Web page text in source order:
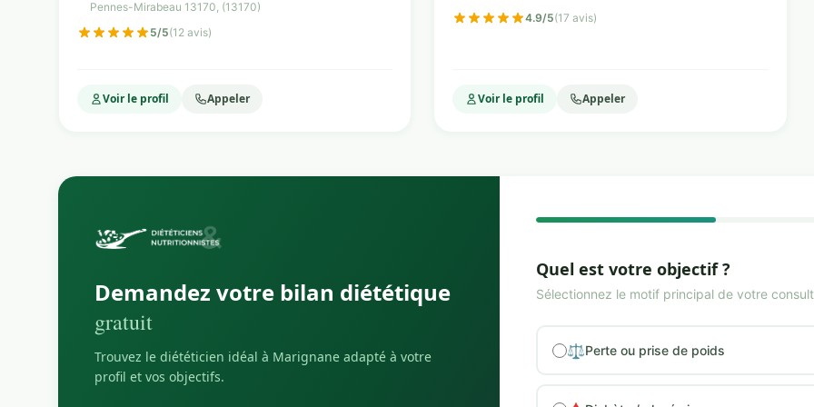
Pennes-Mirabeau 13170, (13170)
5/5(12 avis)
Voir le profil Appeler
4.9/5(17 avis)
Voir le profil Appeler
Demandez votre bilan diététique
gratuit
Trouvez le diététicien idéal à Marignane adapté à votre
profil et vos objectifs.
Quel est votre objectif ?
Sélectionnez le motif principal de votre
⚖️Perte ou prise de poids